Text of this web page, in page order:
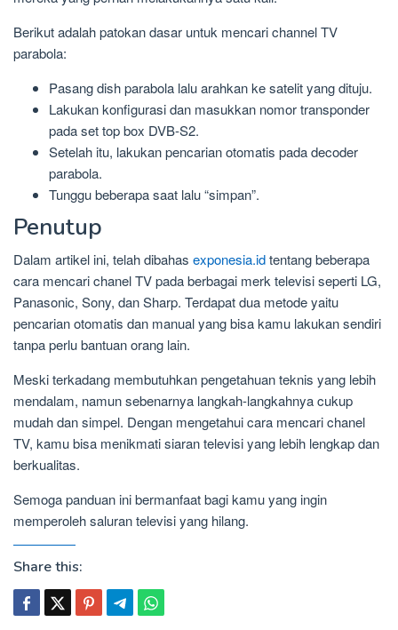
Berikut adalah patokan dasar untuk mencari channel TV
parabola:
Pasang dish parabola lalu arahkan ke satelit yang dituju.
Lakukan konfigurasi dan masukkan nomor transponder
pada set top box DVB-S2.
Setelah itu, lakukan pencarian otomatis pada decoder
parabola.
Tunggu beberapa saat lalu “simpan”.
Penutup
Dalam artikel ini, telah dibahas exponesia.idtentang beberapa
cara mencari chanel TV pada berbagai merk televisi seperti LG,
Panasonic, Sony, dan Sharp. Terdapat dua metode yaitu
pencarian otomatis dan manual yang bisa kamu lakukan sendiri
tanpa perlu bantuan orang lain.
Meski terkadang membutuhkan pengetahuan teknis yang lebih
mendalam, namun sebenarnya langkah-langkahnya cukup
mudah dan simpel. Dengan mengetahui cara mencari chanel
TV, kamu bisa menikmati siaran televisi yang lebih lengkap dan
berkualitas.
Semoga panduan ini bermanfaat bagi kamu yang ingin
memperoleh saluran televisi yang hilang.
Share this: